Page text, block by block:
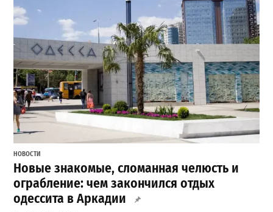
НОВОСТИ
Новые знакомые, сломанная челюсть и
ограбление: чем закончился отдых
одессита в Аркадии